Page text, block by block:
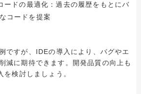
ードの最適化：過去の履歴をもとにバ
コードを提案
ですが、IDEの導入により、バグやエ
減に期待できます。開発品質の向上も
検討しましょう。